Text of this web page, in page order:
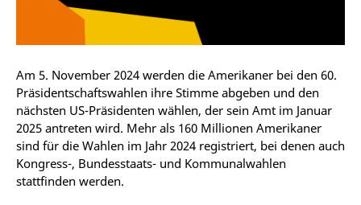
Am 5. November 2024 werden die Amerikaner bei den 60.
Präsidentschaftswahlen ihre Stimme abgeben und den
nächsten US-Präsidenten wählen, der sein Amt im Januar
2025 antreten wird. Mehr als 160 Millionen Amerikaner
sind für die Wahlen im Jahr 2024 registriert, bei denen auch
Kongress-, Bundesstaats- und Kommunalwahlen
stattfinden werden.